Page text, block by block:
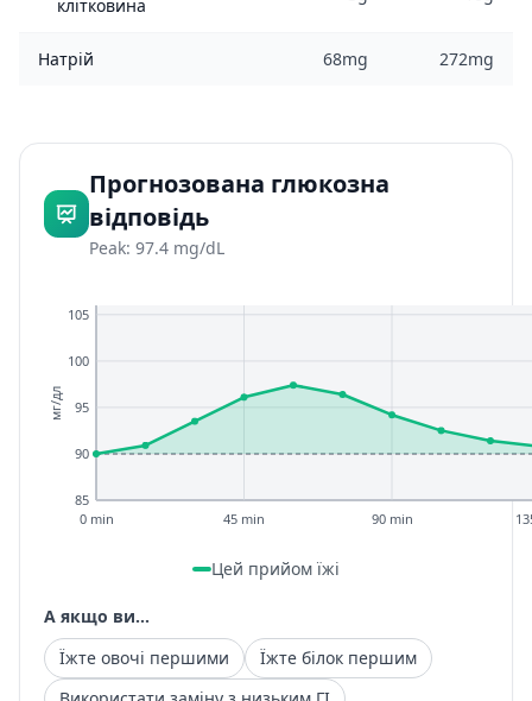
клітковина
Натрій 68mg 272mg
Прогнозована глюкозна
відповідь
Peak: 97.4 mg/dL
85
90
95
100
105
0 min 45 min 90 min
мг/дл
Цей прийом їжі
А якщо ви...
Їжте овочі першими
Їжте білок першим